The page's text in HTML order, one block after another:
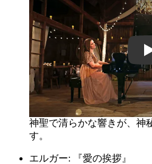
神聖で清らかな響きが、神
す。
エルガー: 『愛の挨拶』